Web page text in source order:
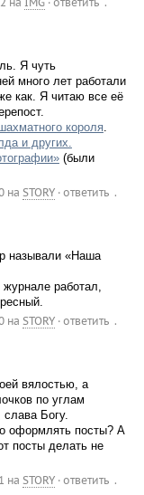
Я чуть
много лет работали
как. Я читаю все её
короля.
и других.
(были
на STORY · ответить .
называли «Наша
работал,
на STORY · ответить .
вялостью, а
по углам
Богу.
оформлять посты? А
посты делать не
на STORY · ответить .